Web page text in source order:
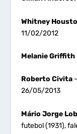
Whitney
11/02/2012
Melanie Griffith
Roberto Civita
26/05/2013
Mário Jorge
futebol (1931),